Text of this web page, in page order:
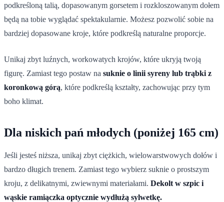
podkreśloną talią, dopasowanym gorsetem i rozkloszowanym dołem
będą na tobie wyglądać spektakularnie. Możesz pozwolić sobie na
bardziej dopasowane kroje, które podkreślą naturalne proporcje.
Unikaj zbyt luźnych, workowatych krojów, które ukryją twoją
figurę. Zamiast tego postaw na suknie o linii syreny lub trąbki z
koronkową górą, które podkreślą kształty, zachowując przy tym
boho klimat.
Dla niskich pań młodych (poniżej 165 cm)
Jeśli jesteś niższa, unikaj zbyt ciężkich, wielowarstwowych dołów i
bardzo długich trenem. Zamiast tego wybierz suknie o prostszym
kroju, z delikatnymi, zwiewnymi materiałami. Dekolt w szpic i
wąskie ramiączka optycznie wydłużą sylwetkę.